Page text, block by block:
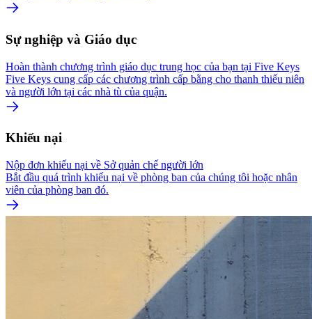
Sự nghiệp và Giáo dục
Hoàn thành chương trình giáo dục trung học của bạn tại Five Keys
Five Keys cung cấp các chương trình cấp bằng cho thanh thiếu niên
và người lớn tại các nhà tù của quận.
Khiếu nại
Nộp đơn khiếu nại về Sở quản chế người lớn
Bắt đầu quá trình khiếu nại về phòng ban của chúng tôi hoặc nhân
viên của phòng ban đó.